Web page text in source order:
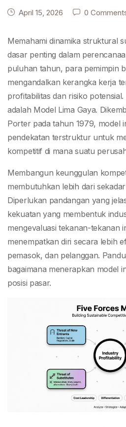
Keunggulan
Kompetitif
April 15, 2026 0
Memahami dinamika struktural
dasar penting dalam
puluhan tahun, para pemimpin
mengandalkan kerangka kerja
profitabilitas dan risiko
adalah Model Lima Gaya.
Porter pada tahun 1979, model
pendekatan terstruktur untuk
kompetitif di mana suatu
Membangun keunggulan
membutuhkan lebih dari
Diperlukan pandangan yang
kekuatan yang membentuk
mengevaluasi tekanan-tekanan
menempatkan diri secara lebih
pemasok, dan pelanggan.
bagaimana menerapkan model
posisi pasar.